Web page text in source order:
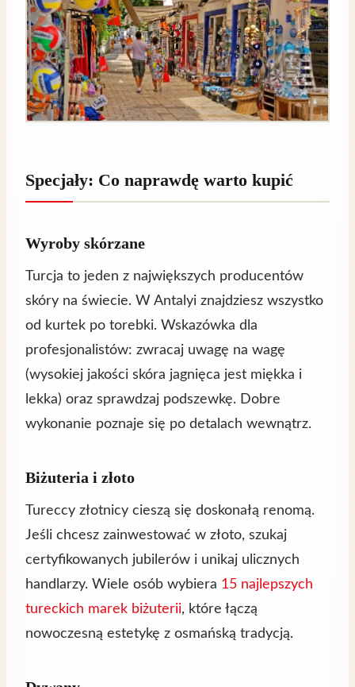
Specjały: Co naprawdę warto kupić
Wyroby skórzane
Turcja to jeden z największych producentów
skóry na świecie. W Antalyi znajdziesz wszystko
od kurtek po torebki. Wskazówka dla
profesjonalistów: zwracaj uwagę na wagę
(wysokiej jakości skóra jagnięca jest miękka i
lekka) oraz sprawdzaj podszewkę. Dobre
wykonanie poznaje się po detalach wewnątrz.
Biżuteria i złoto
Tureccy złotnicy cieszą się doskonałą renomą.
Jeśli chcesz zainwestować w złoto, szukaj
certyfikowanych jubilerów i unikaj ulicznych
handlarzy. Wiele osób wybiera 15 najlepszych
tureckich marek biżuterii, które łączą
nowoczesną estetykę z osmańską tradycją.